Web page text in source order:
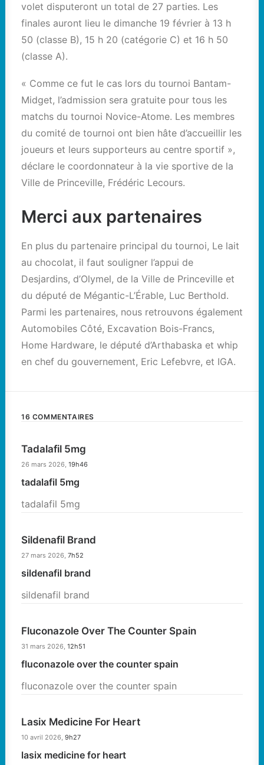
volet disputeront un total de 27 parties. Les
finales auront lieu le dimanche 19 février à 13 h
50 (classe B), 15 h 20 (catégorie C) et 16 h 50
(classe A).
« Comme ce fut le cas lors du tournoi Bantam-
Midget, l’admission sera gratuite pour tous les
matchs du tournoi Novice-Atome. Les membres
du comité de tournoi ont bien hâte d’accueillir les
joueurs et leurs supporteurs au centre sportif »,
déclare le coordonnateur à la vie sportive de la
Ville de Princeville, Frédéric Lecours.
Merci aux partenaires
En plus du partenaire principal du tournoi, Le lait
au chocolat, il faut souligner l’appui de
Desjardins, d’Olymel, de la Ville de Princeville et
du député de Mégantic-L’Érable, Luc Berthold.
Parmi les partenaires, nous retrouvons également
Automobiles Côté, Excavation Bois-Francs,
Home Hardware, le député d’Arthabaska et whip
en chef du gouvernement, Eric Lefebvre, et IGA.
16 COMMENTAIRES
Tadalafil 5mg
26 mars 2026, 19h46
tadalafil 5mg
tadalafil 5mg
Sildenafil Brand
27 mars 2026, 7h52
sildenafil brand
sildenafil brand
Fluconazole Over The Counter Spain
31 mars 2026, 12h51
fluconazole over the counter spain
fluconazole over the counter spain
Lasix Medicine For Heart
10 avril 2026, 9h27
lasix medicine for heart